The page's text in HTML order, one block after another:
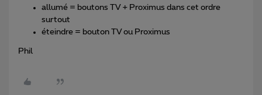
allumé = boutons TV + Proximus dans cet ordre
surtout
éteindre = bouton TV ou Proximus
Phil